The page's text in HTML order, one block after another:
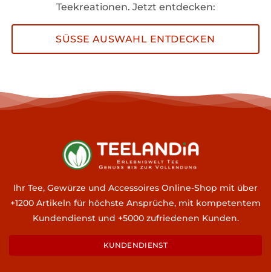
Teekreationen. Jetzt entdecken:
SÜSSE AUSWAHL ENTDECKEN
Ihr Tee, Gewürze und Accessoires Online-Shop mit über
+1200 Artikeln für höchste Ansprüche, mit kompetentem
Kundendienst und +5000 zufriedenen Kunden.
KUNDENDIENST